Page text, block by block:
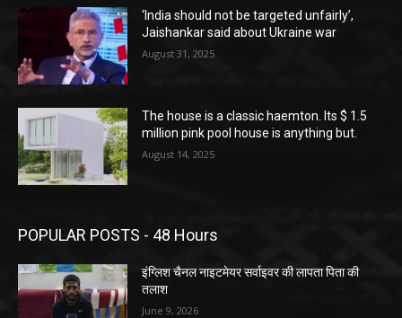
‘India should not be targeted unfairly’,
Jaishankar said about Ukraine war
August 31, 2025
The house is a classic haemton. Its $ 1.5
million pink pool house is anything but.
August 14, 2025
POPULAR POSTS - 48 Hours
इंग्लिश चैनल नाइटमेयर सर्वाइवर की लापता पिता की
तलाश
June 9, 2026